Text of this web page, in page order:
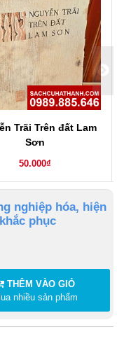
Trãi Trên đất Lam
Sơn
50.000₫
nghiệp hóa, hiện
phục
THÊM VÀO GIỎ
nhiều sản phẩm